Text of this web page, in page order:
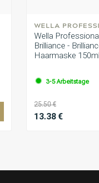
WELLA
Wella
Brilliance -
Haarmaske 150ml
3-5 Arbeitstage
25.50 €
13.38 €